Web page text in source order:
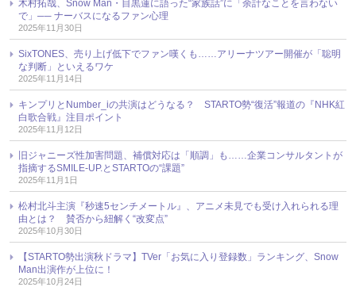
木村拓哉、Snow Man・目黒蓮に語った“家族話”に「余計なことを言わない
で」── ナーバスになるファン心理
2025年11月30日
SixTONES、売り上げ低下でファン嘆くも……アリーナツアー開催が「聡明
な判断」といえるワケ
2025年11月14日
キンプリとNumber_iの共演はどうなる？ STARTO勢“復活”報道の『NHK紅
白歌合戦』注目ポイント
2025年11月12日
旧ジャニーズ性加害問題、補償対応は「順調」も……企業コンサルタントが
指摘するSMILE-UP.とSTARTOの“課題”
2025年11月1日
松村北斗主演『秒速5センチメートル』、アニメ未見でも受け入れられる理
由とは？ 賛否から紐解く“改変点”
2025年10月30日
【STARTO勢出演秋ドラマ】TVer「お気に入り登録数」ランキング、Snow
Man出演作が上位に！
2025年10月24日